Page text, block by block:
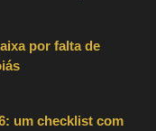
por falta de
um checklist com